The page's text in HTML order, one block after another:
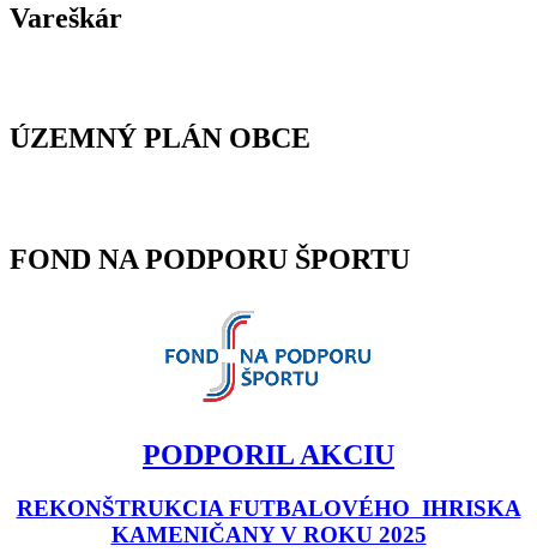
Vareškár
ÚZEMNÝ PLÁN OBCE
FOND NA PODPORU ŠPORTU
PODPORIL AKCIU
REKONŠTRUKCIA FUTBALOVÉHO IHRISKA
KAMENIČANY V ROKU 2025